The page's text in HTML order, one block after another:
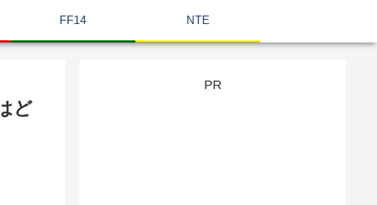
FF14 NTE
ど
PR